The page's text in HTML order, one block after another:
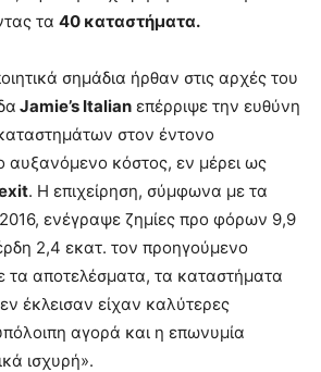
τα 40 καταστήματα.
σημάδια ήρθαν στις αρχές του
Jamie’s Italian επέρριψε την ευθύνη
καταστημάτων στον έντονο
αυξανόμενο κόστος, εν μέρει ως
. Η επιχείρηση, σύμφωνα με τα
ενέγραψε ζημίες προ φόρων 9,9
2,4 εκατ. τον προηγούμενο
αποτελέσματα, τα καταστήματα
έκλεισαν είχαν καλύτερες
αγορά και η επωνυμία
ισχυρή».